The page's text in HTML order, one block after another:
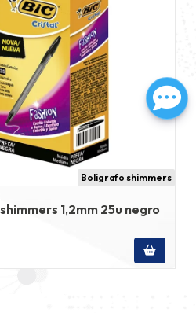
Boligrafo shimmers
1,2mm 25u negro